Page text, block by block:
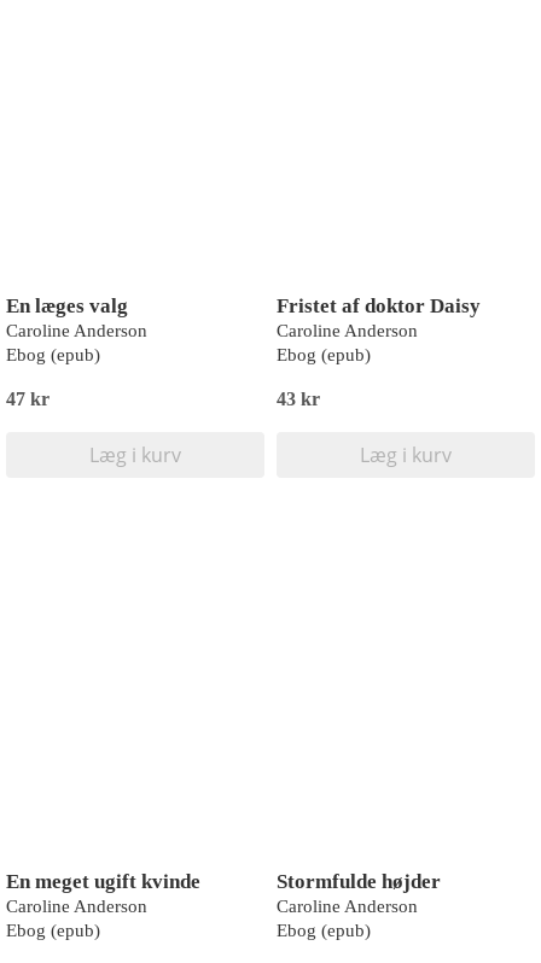
En læges valg
Caroline Anderson
Ebog (epub)
47 kr
Læg i kurv
Fristet af doktor Daisy
Caroline Anderson
Ebog (epub)
43 kr
Læg i kurv
En meget ugift kvinde
Caroline Anderson
Ebog (epub)
Stormfulde højder
Caroline Anderson
Ebog (epub)